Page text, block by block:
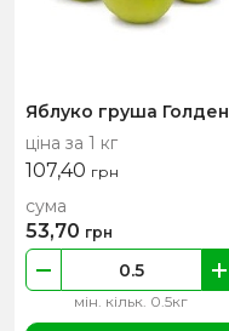
Яблуко груша Голден
ціна за 1 кг
107,40 грн
мін. кільк. 0.5кг
сума
53,70 грн